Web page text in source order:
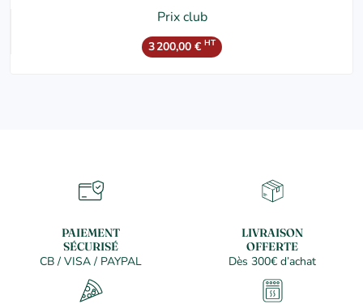
Prix club
3 200,00 € HT
PAIEMENT
SÉCURISÉ
CB / VISA / PAYPAL
LIVRAISON
OFFERTE
Dès 300€ d’achat